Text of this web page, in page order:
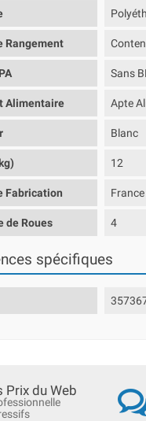
Rangement
Sans
Alimentaire Apte
Blanc
12
Fabrication France
de Roues 4
spécifiques
Prix du Web